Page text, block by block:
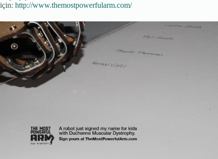
için: http://www.themostpowerfularm.com/